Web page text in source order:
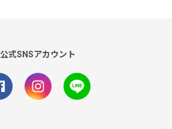
公式SNSアカウント